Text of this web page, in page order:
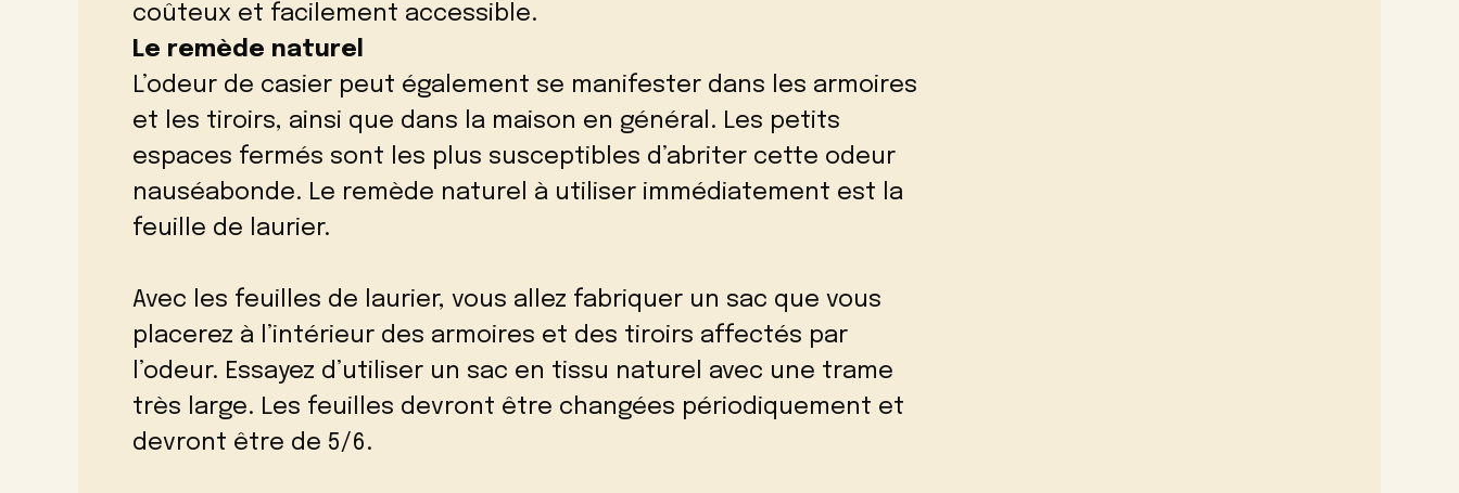
coûteux et facilement accessible.
Le remède naturel
L’odeur de casier peut également se manifester dans les armoires
et les tiroirs, ainsi que dans la maison en général. Les petits
espaces fermés sont les plus susceptibles d’abriter cette odeur
nauséabonde. Le remède naturel à utiliser immédiatement est la
feuille de laurier.
Avec les feuilles de laurier, vous allez fabriquer un sac que vous
placerez à l’intérieur des armoires et des tiroirs affectés par
l’odeur. Essayez d’utiliser un sac en tissu naturel avec une trame
très large. Les feuilles devront être changées périodiquement et
devront être de 5/6.